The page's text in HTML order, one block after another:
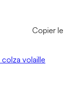
Copier le
colza volaille